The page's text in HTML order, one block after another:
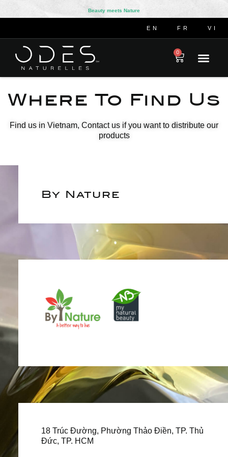
Beauty meets Nature
EN FR VI
0
Where To Find Us
Find us in Vietnam, Contact us if you want to distribute our
products
By Nature
18 Trúc Đường, Phường Thảo Điền, TP. Thủ
Đức, TP. HCM